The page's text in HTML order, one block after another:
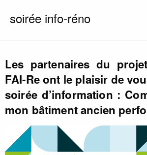
soirée info-réno
Les partenaires du
FAI-Re ont le plaisir de
soirée d’information :
mon bâtiment ancien